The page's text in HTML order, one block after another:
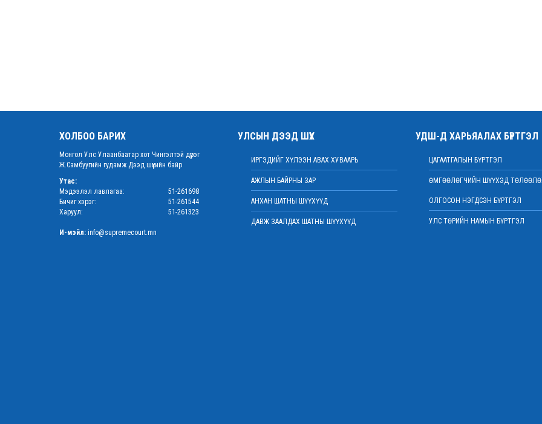
ХОЛБОО БАРИХ
Монгол Улс Улаанбаатар хот Чингэлтэй дүүрэг
Ж.Самбуугийн гудамж Дээд шүүхийн байр
Утас:
Мэдээлэл лавлагаа:
51-261698
Бичиг хэрэг:
51-261544
Харуул:
51-261323
И-мэйл: info@supremecourt.mn
УЛСЫН ДЭЭД ШҮҮХ
ИРГЭДИЙГ ХҮЛЭЭН АВАХ ХУВААРЬ
АЖЛЫН БАЙРНЫ ЗАР
АНХАН ШАТНЫ ШҮҮХҮҮД
ДАВЖ ЗААЛДАХ ШАТНЫ ШҮҮХҮҮД
УДШ-Д ХАРЬЯАЛАХ БҮРТГЭЛ
ЦАГААТГАЛЫН БҮРТГЭЛ
ӨМГӨӨЛӨГЧИЙН ШҮҮХЭД
ОЛГОСОН НЭГДСЭН БҮРТГЭЛ
УЛС ТӨРИЙН НАМЫН БҮРТГЭЛ